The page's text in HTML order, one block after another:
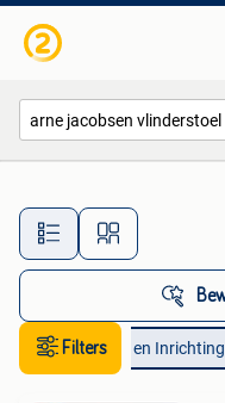
FiltersHuis en Inrichting